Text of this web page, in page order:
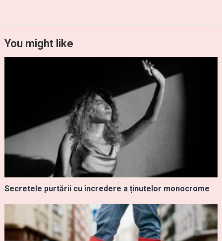
You might like
Secretele purtării cu încredere a ținutelor monocrome